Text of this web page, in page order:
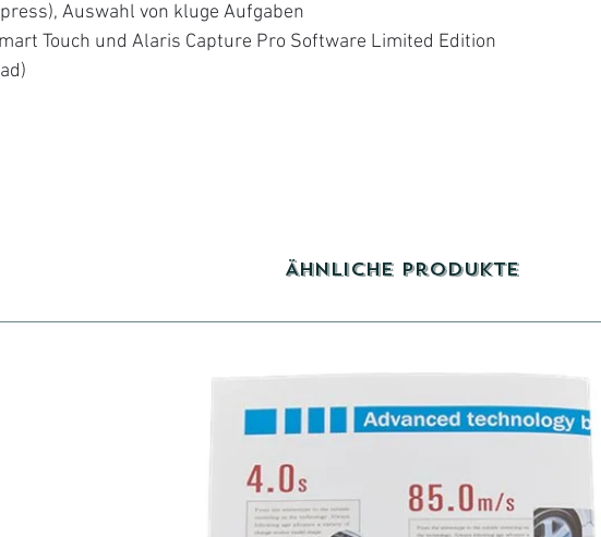
Auswahl von kluge Aufgaben
Touch und Alaris Capture Pro Software Limited Edition
Ähnliche Produkte